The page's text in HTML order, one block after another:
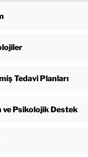
Tedavi Planları
ve Psikolojik Destek